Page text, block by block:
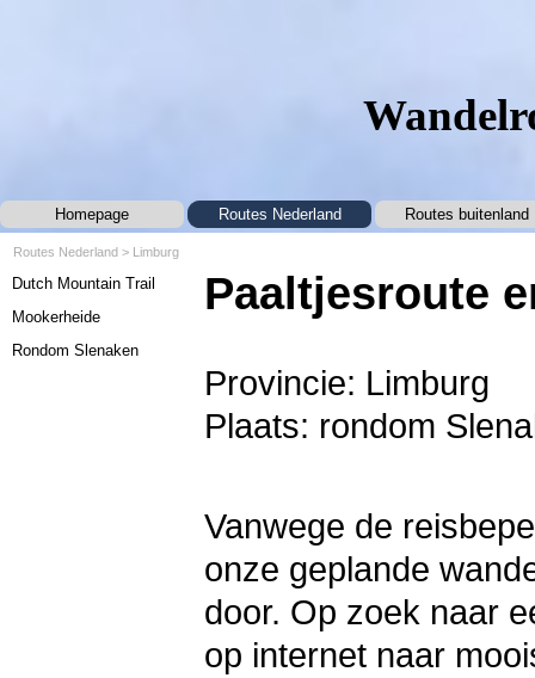
Homepage Routes Nederland ▼
Routes buitenland
Routes Nederland > Limburg
Dutch Mountain Trail
Mookerheide
Rondom Slenaken
Paaltjesroute
Provincie: Limburg
Plaats: rondom
Vanwege de
onze geplande
door. Op zoek naar
op internet naar